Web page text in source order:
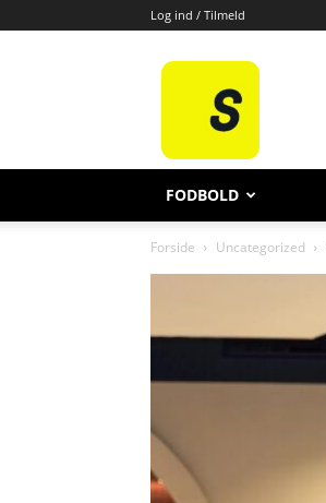
Log ind / Tilmeld
All
FODBOLD
Forside Uncategorized